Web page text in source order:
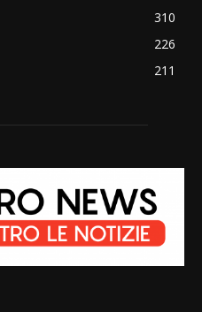
310
226
211